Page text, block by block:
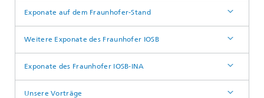
Exponate auf dem Fraunhofer-Stand
Weitere Exponate des Fraunhofer IOSB
Exponate des Fraunhofer IOSB-INA
Unsere Vorträge